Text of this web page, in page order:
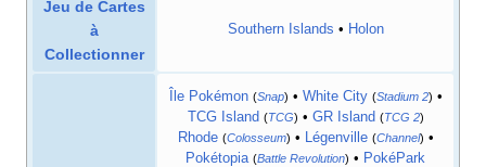
Jeu de Cartes
à
Collectionner
Southern Islands • Holon
Île Pokémon (Snap) • White City (Stadium 2) •
TCG Island (TCG) • GR Island (TCG 2)
Rhode (Colosseum) • Légenville (Channel) •
Pokétopia (Battle Revolution) • PokéPark